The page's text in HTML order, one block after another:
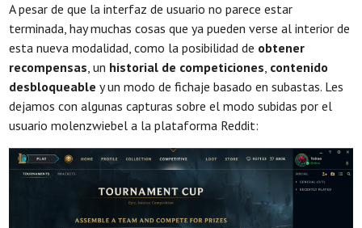
A pesar de que la interfaz de usuario no parece estar
terminada, hay muchas cosas que ya pueden verse al interior de
esta nueva modalidad, como la posibilidad de obtener
recompensas, un historial de competiciones, contenido
desbloqueable y un modo de fichaje basado en subastas. Les
dejamos con algunas capturas sobre el modo subidas por el
usuario molenzwiebel a la plataforma Reddit: